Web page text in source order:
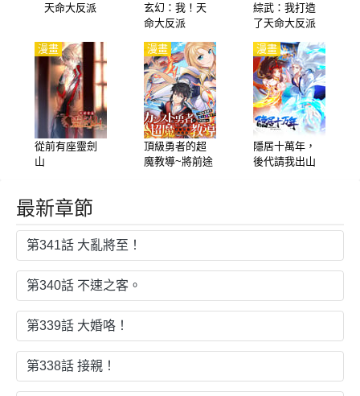
天命大反派
玄幻：我！天
命大反派
綜武：我打造
了天命大反派
從前有座靈劍
山
漫畫
頂級勇者的超
魔教導~將前途
漫畫
隱居十萬年，
後代請我出山
漫畫
最新章節
第341話 大亂將至！
第340話 不速之客。
第339話 大婚咯！
第338話 接親！